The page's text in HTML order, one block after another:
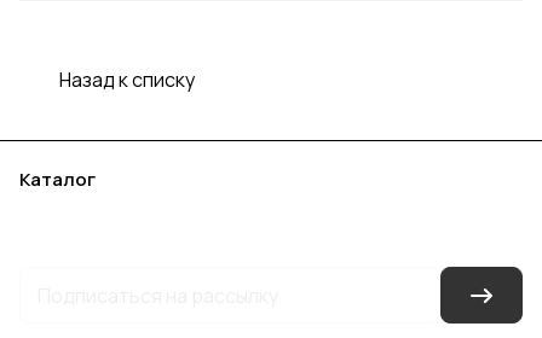
Назад к списку
Каталог